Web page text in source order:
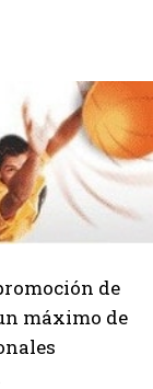
de
máximo de